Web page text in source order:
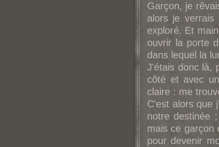
Garçon, je
alors je verrais
exploré. Et
ouvrir la porte
dans lequel la
J'étais donc là,
côté et avec
claire : me
C'est alors que
notre destinée
mais ce garçon
pour devenir